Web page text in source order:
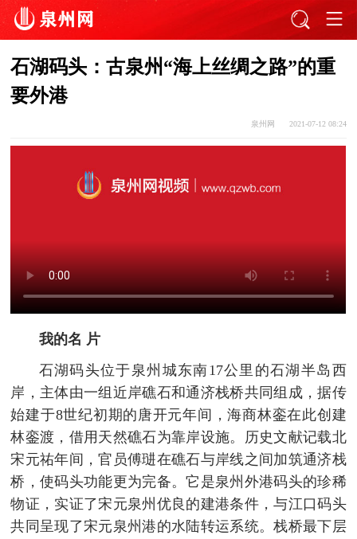
石湖码头：古泉州“海上丝绸之路”的重
要外港
泉州网 2021-07-12 08:24
我的名 片
石湖码头位于泉州城东南17公里的石湖半岛西
岸，主体由一组近岸礁石和通济栈桥共同组成，据传
始建于8世纪初期的唐开元年间，海商林銮在此创建
林銮渡，借用天然礁石为靠岸设施。历史文献记载北
宋元祐年间，官员傅琎在礁石与岸线之间加筑通济栈
桥，使码头功能更为完备。它是泉州外港码头的珍稀
物证，实证了宋元泉州优良的建港条件，与江口码头
共同呈现了宋元泉州港的水陆转运系统。栈桥最下层